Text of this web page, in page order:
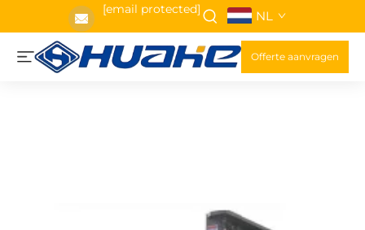
[email protected] NL
Offerte aanvragen